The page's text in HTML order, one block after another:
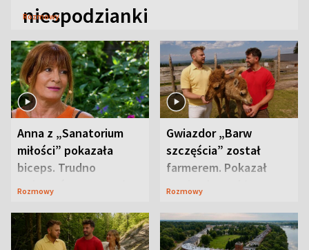
niespodzianki
Rozmowy
Anna z „Sanatorium
miłości” pokazała
biceps. Trudno
uwierzyć, co przeszła
Rozmowy
Gwiazdor „Barw
szczęścia” został
farmerem. Pokazał
swoje niezwykłe
Rozmowy